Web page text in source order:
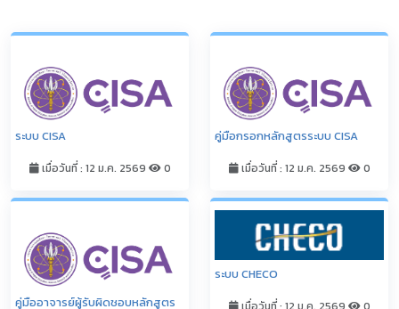
ระบบ CISA
เมื่อวันที่ : 12 ม.ค. 2569 0
คู่มือกรอกหลักสูตรระบบ CISA
เมื่อวันที่ : 12 ม.ค. 2569 0
คู่มืออาจารย์ผู้รับผิดชอบหลักสูตร
ระบบ CHECO